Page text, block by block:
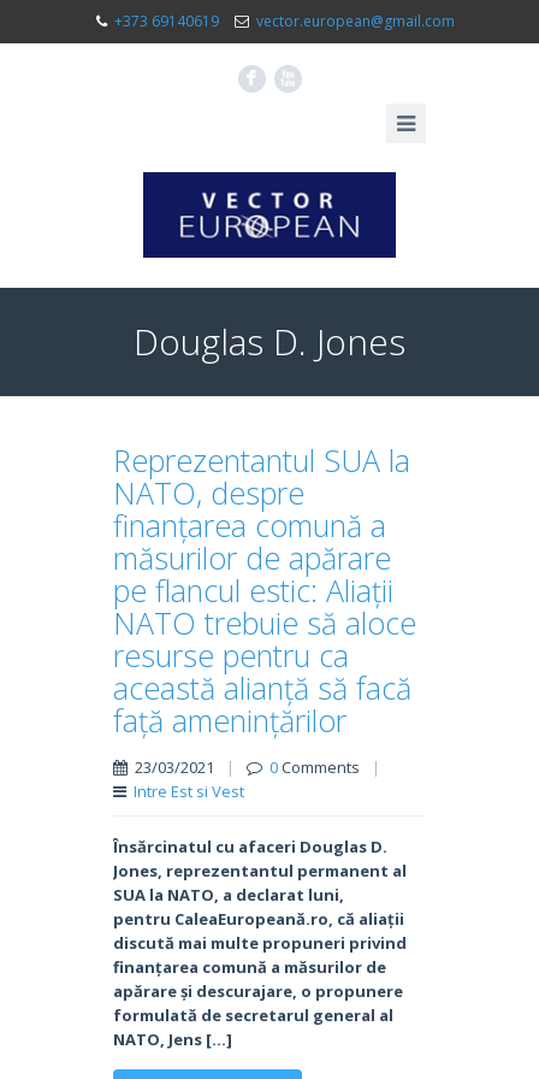
+373 69140619 vector.european@gmail.com
F X
Douglas D. Jones
Reprezentantul SUA la
NATO, despre
finanțarea comună a
măsurilor de apărare
pe flancul estic: Aliații
NATO trebuie să aloce
resurse pentru ca
această alianță să facă
față amenințărilor
23/03/2021 | 0Comments
|
Intre Est si Vest
Însărcinatul cu afaceri Douglas D.
Jones, reprezentantul permanent al
SUA la NATO, a declarat luni,
pentru CaleaEuropeană.ro, că aliații
discută mai multe propuneri privind
finanțarea comună a măsurilor de
apărare și descurajare, o propunere
formulată de secretarul general al
NATO, Jens […]